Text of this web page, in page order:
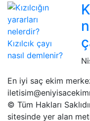
En iyi saç ekim
© Tüm Hakları
sitesinde yer alan